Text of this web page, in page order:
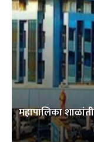
महापालिका